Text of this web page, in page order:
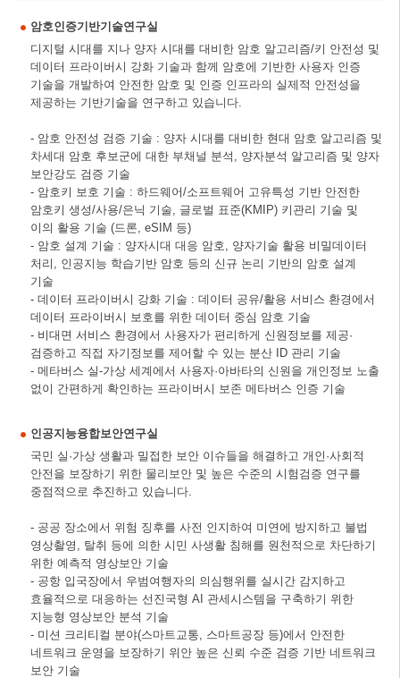
암호인증기반기술연구실
디지털 시대를 지나 양자 시대를 대비한 암호 알고리즘/키 안전성 및
데이터 프라이버시 강화 기술과 함께 암호에 기반한 사용자 인증
기술을 개발하여 안전한 암호 및 인증 인프라의 실제적 안전성을
제공하는 기반기술을 연구하고 있습니다.
- 암호 안전성 검증 기술 : 양자 시대를 대비한 현대 암호 알고리즘 및
차세대 암호 후보군에 대한 부채널 분석, 양자분석 알고리즘 및 양자
보안강도 검증 기술
- 암호키 보호 기술 : 하드웨어/소프트웨어 고유특성 기반 안전한
암호키 생성/사용/은닉 기술, 글로벌 표준(KMIP) 키관리 기술 및
이의 활용 기술 (드론, eSIM 등)
- 암호 설계 기술 : 양자시대 대응 암호, 양자기술 활용 비밀데이터
처리, 인공지능 학습기반 암호 등의 신규 논리 기반의 암호 설계
기술
- 데이터 프라이버시 강화 기술 : 데이터 공유/활용 서비스 환경에서
데이터 프라이버시 보호를 위한 데이터 중심 암호 기술
- 비대면 서비스 환경에서 사용자가 편리하게 신원정보를 제공·
검증하고 직접 자기정보를 제어할 수 있는 분산 ID 관리 기술
- 메타버스 실-가상 세계에서 사용자·아바타의 신원을 개인정보 노출
없이 간편하게 확인하는 프라이버시 보존 메타버스 인증 기술
인공지능융합보안연구실
국민 실·가상 생활과 밀접한 보안 이슈들을 해결하고 개인·사회적
안전을 보장하기 위한 물리보안 및 높은 수준의 시험검증 연구를
중점적으로 추진하고 있습니다.
- 공공 장소에서 위험 징후를 사전 인지하여 미연에 방지하고 불법
영상촬영, 탈취 등에 의한 시민 사생활 침해를 원천적으로 차단하기
위한 예측적 영상보안 기술
- 공항 입국장에서 우범여행자의 의심행위를 실시간 감지하고
효율적으로 대응하는 선진국형 AI 관세시스템을 구축하기 위한
지능형 영상보안 분석 기술
- 미션 크리티컬 분야(스마트교통, 스마트공장 등)에서 안전한
네트워크 운영을 보장하기 위안 높은 신뢰 수준 검증 기반 네트워크
보안 기술